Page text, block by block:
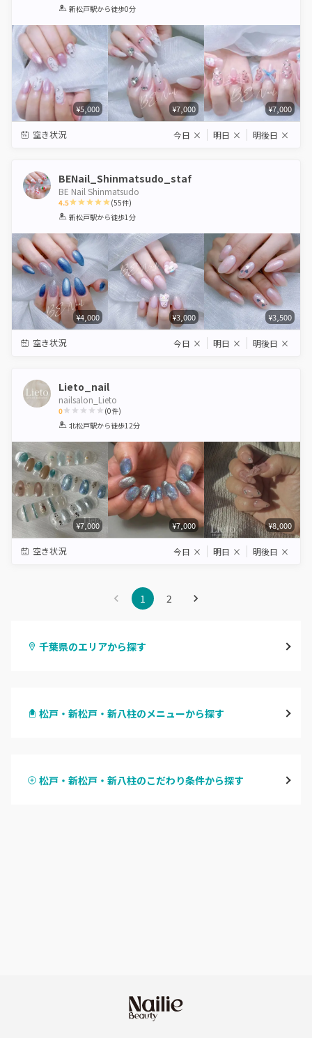
1 2 3 4 5
新松戸駅から徒歩0分
¥5,000 ¥7,000 ¥7,000
空き状況 今日 × 明日 × 明後日 ×
BENail_Shinmatsudo_staf
BE Nail Shinmatsudo
4.5
1 2 3 4 5
(55件)
新松戸駅から徒歩1分
¥4,000 ¥3,000 ¥3,500
空き状況 今日 × 明日 × 明後日 ×
Lieto_nail
nailsalon_Lieto
0
1 2 3 4 5
(0件)
北松戸駅から徒歩12分
¥7,000 ¥7,000 ¥8,000
空き状況 今日 × 明日 × 明後日 ×
1 2
千葉県のエリアから探す
柏・南柏
松戸・新松戸・新八柱のメニューから探す
ハンドスカルプ
松戸・新松戸・新八柱のこだわり条件から探す